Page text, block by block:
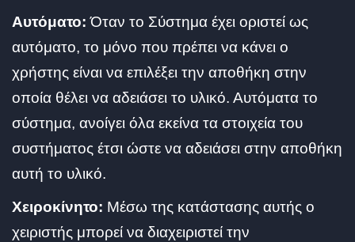
Αυτόματο: Όταν το Σύστημα έχει οριστεί ως
αυτόματο, το μόνο που πρέπει να κάνει ο
χρήστης είναι να επιλέξει την αποθήκη στην
οποία θέλει να αδειάσει το υλικό. Αυτόματα το
σύστημα, ανοίγει όλα εκείνα τα στοιχεία του
συστήματος έτσι ώστε να αδειάσει στην αποθήκη
αυτή το υλικό.
Χειροκίνητο: Μέσω της κατάστασης αυτής ο
χειριστής μπορεί να διαχειριστεί την